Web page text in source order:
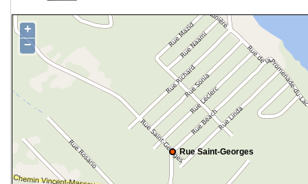
Rue Saint-Georges
+
−